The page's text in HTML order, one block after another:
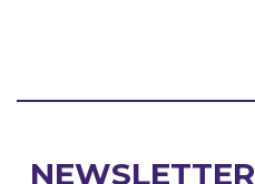
NEWSLETTER